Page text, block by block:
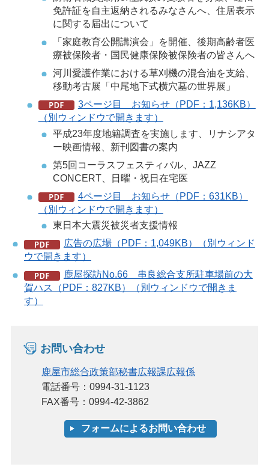
免許証を自主返納されるみなさんへ、住居表示
に関する届出について
「家庭教育公開講演会」を開催、後期高齢者医
療被保険者・国民健康保険被保険者の皆さんへ
河川愛護作業における草刈機の混合油を支給、
移動考古展「中尾地下式横穴墓の世界展」
3ページ目 お知らせ（PDF：1,136KB）
（別ウィンドウで開きます）
平成23年度地籍調査を実施します、リナシアタ
ー映画情報、新刊図書の案内
第5回コーラスフェスティバル、JAZZ
CONCERT、日曜・祝日在宅医
4ページ目 お知らせ（PDF：631KB）
（別ウィンドウで開きます）
東日本大震災被災者支援情報
広告の広場（PDF：1,049KB）（別ウィンド
ウで開きます）
鹿屋探訪No.66 串良総合支所駐車場前の大
賀ハス（PDF：827KB）（別ウィンドウで開きま
す）
お問い合わせ
鹿屋市総合政策部秘書広報課広報係
電話番号：0994-31-1123
FAX番号：0994-42-3862